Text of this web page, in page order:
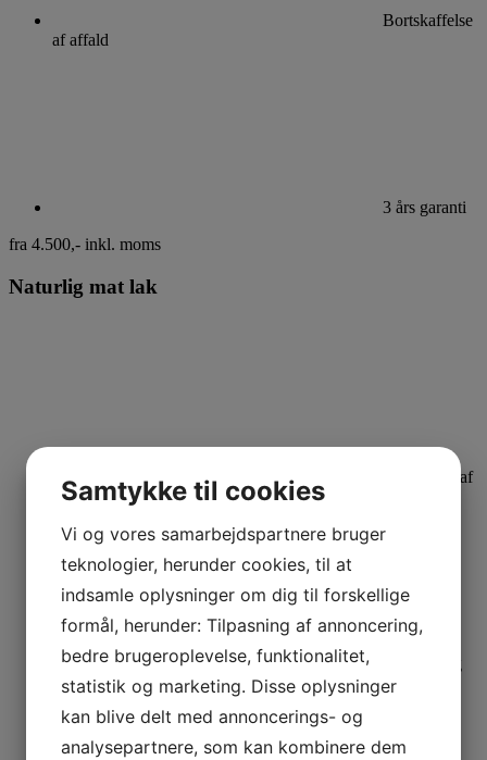
Bortskaffelse
af affald
3 års garanti
fra 4.500,- inkl. moms
Naturlig mat lak
Afslibning af
40 m2
med 3x natur mat lak
Samtykke til cookies
Vi og vores samarbejdspartnere bruger
teknologier, herunder cookies, til at
indsamle oplysninger om dig til forskellige
formål, herunder: Tilpasning af annoncering,
bedre brugeroplevelse, funktionalitet,
statistik og marketing. Disse oplysninger
kan blive delt med annoncerings- og
analysepartnere, som kan kombinere dem